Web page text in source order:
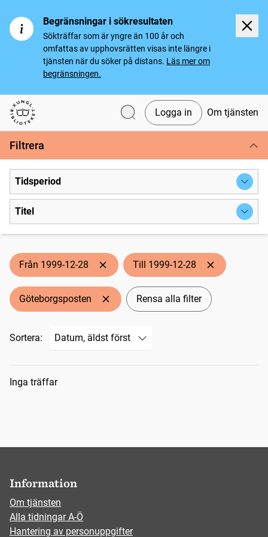
Begränsningar i sökresultaten
Sökträffar som är yngre än 100 år och
omfattas av upphovsrätten visas inte längre i
tjänsten när du söker på distans. Läs mer om
begränsningen.
Svenska tidningar
Logga in Om tjänsten
Filtrera
Tidsperiod
Titel
Från 1999-12-28 Till 1999-12-28
Göteborgsposten Rensa alla filter
Sortera:
Sökresultat
Inga träffar
Information
Om tjänsten
Alla tidningar A-Ö
Hantering av personuppgifter